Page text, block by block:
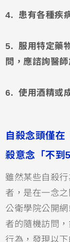
4. 患有各種疾
5. 服用特定藥
問，應諮詢醫師
6. 使用酒精或
自殺念頭僅
殺意念「不到5
雖然某些自殺
者，是在一念
公衛學院公開
者的隨機訪問
行為，發現以下